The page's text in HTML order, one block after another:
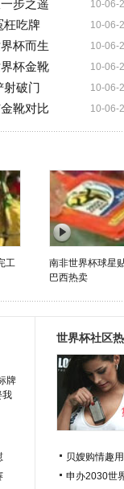
10-06-
步之遥
10-06-
枉吃牌
10-06-
杯而生
10-06-
杯金靴
10-06-
破门
10-06-
靴对比
工
南非世界杯球星
巴西热卖
牌
我
世界杯社区
贝嫂购情趣
申办2030世